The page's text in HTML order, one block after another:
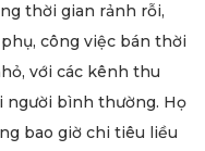
thời gian rảnh rỗi,
công việc bán thời
với các kênh thu
người bình thường. Họ
bao giờ chi tiêu liều